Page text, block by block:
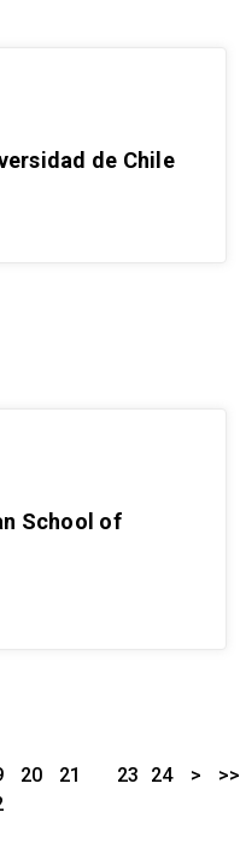
de Chile
School of
20
21
23 24 > >>